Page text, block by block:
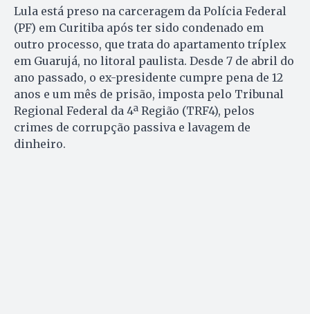
Lula está preso na carceragem da Polícia Federal
(PF) em Curitiba após ter sido condenado em
outro processo, que trata do apartamento tríplex
em Guarujá, no litoral paulista. Desde 7 de abril do
ano passado, o ex-presidente cumpre pena de 12
anos e um mês de prisão, imposta pelo Tribunal
Regional Federal da 4ª Região (TRF4), pelos
crimes de corrupção passiva e lavagem de
dinheiro.